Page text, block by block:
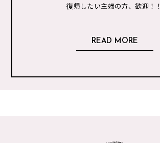
復帰したい主婦の方、歓迎！！
READ MORE